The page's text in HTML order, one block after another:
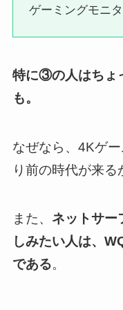
ゲーミングモニ
特に③の人はちょ
も。
なぜなら、4Kゲ
り前の時代が来る
また、 ネットサー
しみたい人は、
である。